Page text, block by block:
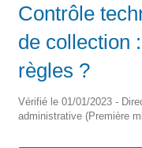
Contrôle
de collection
règles ?
Vérifié le 01/01/2023 -
administrative (Première